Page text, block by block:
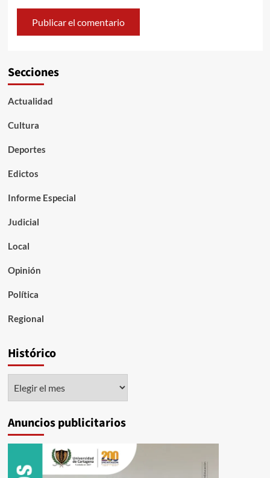
Secciones
Actualidad
Cultura
Deportes
Edictos
Informe Especial
Judicial
Local
Opinión
Política
Regional
Histórico
Anuncios publicitarios